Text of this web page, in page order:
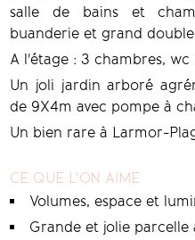
salle de bains et
buanderie et grand
A l'étage : 3 chambres, wc
Un joli jardin arboré
de 9X4m avec pompe à
Un bien rare à Larmor-
CE QUE L'ON AIME
Volumes, espace et
Grande et jolie parcelle